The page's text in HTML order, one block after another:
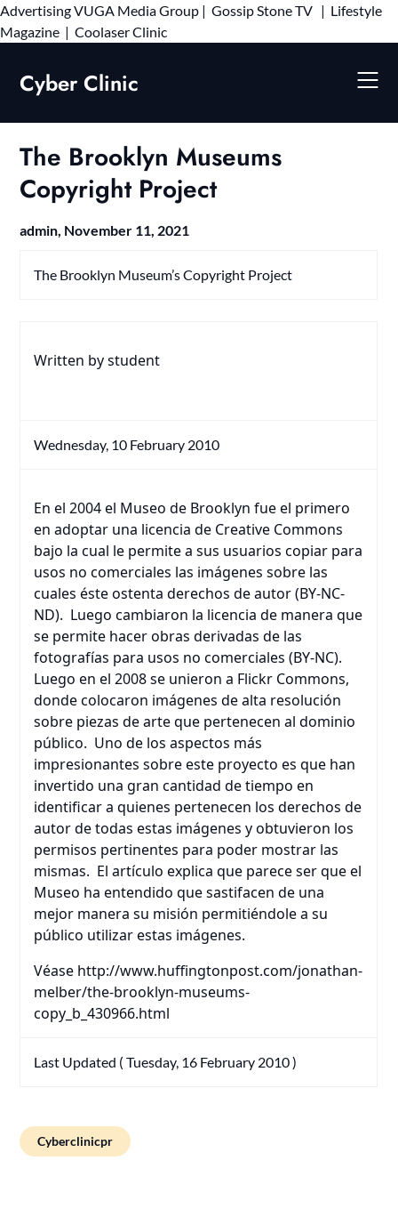
AdvertisingVUGA Media Group | Gossip Stone TV | Lifestyle
Magazine | Coolaser ClinicSkip
Cyber Clinic
The Brooklyn Museums
Copyright Project
admin, November 11, 2021
The Brooklyn Museum’s Copyright Project
Written by student
Wednesday, 10 February 2010
En el 2004 el Museo de Brooklyn fue el primero
en adoptar una licencia de Creative Commons
bajo la cual le permite a sus usuarios copiar para
usos no comerciales las imágenes sobre las
cuales éste ostenta derechos de autor (BY-NC-
ND). Luego cambiaron la licencia de manera que
se permite hacer obras derivadas de las
fotografías para usos no comerciales (BY-NC).
Luego en el 2008 se unieron a Flickr Commons,
donde colocaron imágenes de alta resolución
sobre piezas de arte que pertenecen al dominio
público. Uno de los aspectos más
impresionantes sobre este proyecto es que han
invertido una gran cantidad de tiempo en
identificar a quienes pertenecen los derechos de
autor de todas estas imágenes y obtuvieron los
permisos pertinentes para poder mostrar las
mismas. El artículo explica que parece ser que el
Museo ha entendido que sastifacen de una
mejor manera su misión permitiéndole a su
público utilizar estas imágenes.
Véase http://www.huffingtonpost.com/jonathan-
melber/the-brooklyn-museums-
copy_b_430966.html
Last Updated ( Tuesday, 16 February 2010 )
Cyberclinicpr